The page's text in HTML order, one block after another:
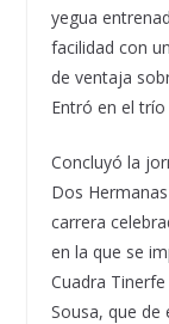
yegua
facilidad con
de ventaja
Entró en el
Concluyó la
Dos
carrera
en la que se
Cuadra
Sousa, que